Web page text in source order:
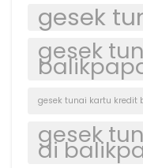
gesek
gesek
gesek tunai kartu kredit
gesek
di